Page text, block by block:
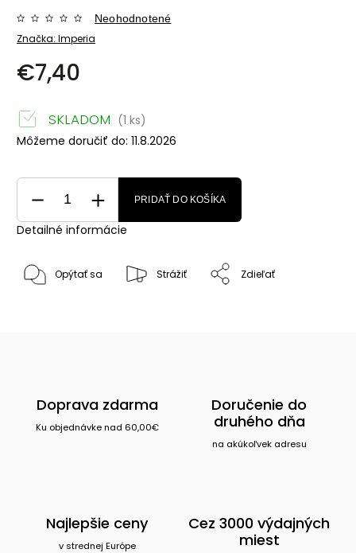
Značka: Imperia
Neohodnotené
€7,40
SKLADOM (1 ks)
Môžeme doručiť do: 11.8.2026
PRIDAŤ DO KOŠÍKA
Detailné informácie
Opýtať sa Strážiť Zdieľať
Doprava zdarma
Ku objednávke nad 60,00€
Doručenie do
druhého dňa
na akúkoľvek adresu
Najlepšie ceny
v strednej Európe
Cez 3000 výdajných
miest